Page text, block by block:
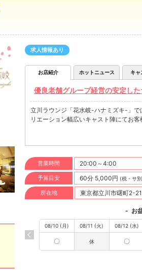
求人情報あり
お店紹介 ホットニュース キャ
優良老舗グループ経営の安定し
立川ラウンジ「花水岐-ハナミズキ-」
リエーション幅広いキャスト陣にてお
営業時間 20:00～4:00
予算目安 60分 5,000円 (税・サ
所在地 東京都立川市曙町2-
- お
08/10 (月)
〇
08/11 (火)
休
08/12 (水)
〇